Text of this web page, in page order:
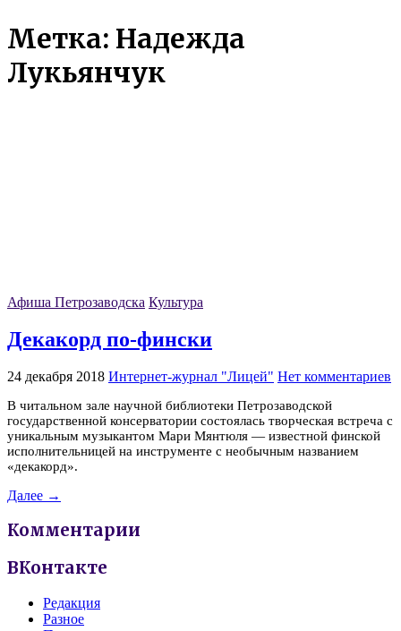
Метка: Надежда
Лукьянчук
Афиша Петрозаводска Культура
Декакорд по-фински
24 декабря 2018 Интернет-журнал "Лицей" Нет комментариев
В читальном зале научной библиотеки Петрозаводской
государственной консерватории состоялась творческая встреча с
уникальным музыкантом Мари Мянтюля — известной финской
исполнительницей на инструменте с необычным названием
«декакорд».
Далее →
Комментарии
ВКонтакте
Редакция
Разное